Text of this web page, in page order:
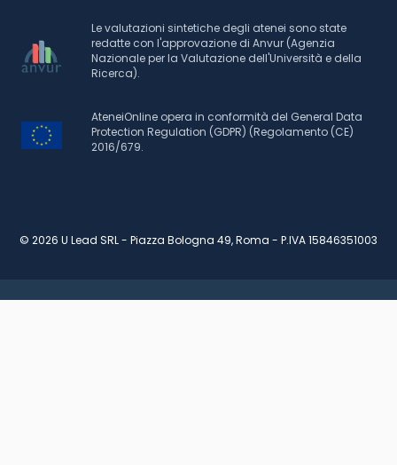
Le valutazioni sintetiche degli atenei sono state
redatte con l'approvazione di Anvur (Agenzia
Nazionale per la Valutazione dell'Università e della
Ricerca).
AteneiOnline opera in conformità del General Data
Protection Regulation (GDPR) (Regolamento (CE)
2016/679.
© 2026 U Lead SRL - Piazza Bologna 49, Roma - P.IVA 15846351003